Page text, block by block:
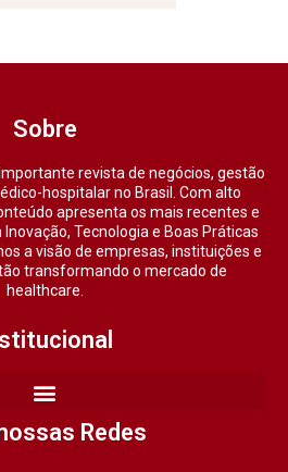
Sobre
revista de negócios, gestão
hospitalar no Brasil. Com alto
apresenta os mais recentes e
Tecnologia e Boas Práticas
a visão de empresas, instituições e
transformando o mercado de
healthcare.
Redes